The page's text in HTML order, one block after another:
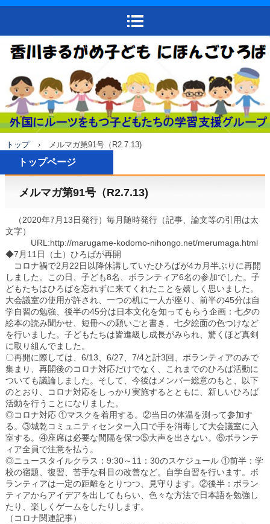
トップ › メルマガ第91号（R2.7.13)
トップページ
お問い合わせ
m 080-3921-9414
メルマガ第91号（R2.7.13)
（2020年7月13日発行）毎月随時発行（記事、論文等の引用は太
文字）
URL:http://marugame-kodomo-nihongo.net/merumaga.html
◆7月11日（土）ひろばが再開
コロナ禍で2月22日以降休講していたひろばが4カ月半ぶりに再開
しました。この日、子ども8名、ボランティア6名の参加でした。子
どもたちはひろばを忘れずに来てくれたことを嬉しく思いました。
大会議室の使用が許され、一つの机に一人が座り、前半の45分は自
学自習の勉強、後半の45分は日本文化を知ってもらう企画：七夕の
絵本の読み聞かせ、短冊への願いごと書き、七夕絵面の色つけなど
を行いました。子どもたちは皆進級し成長がみられ、驚くほど真剣
に取り組んでました。
〇再開に際しては、6/13、6/27、7/4と計3回、ボランティアのみで
集まり、再開後のコロナ対応だけでなく、これまでのひろば活動に
ついても議論しました。そして、今後はメンバー総意のもと、以下
のとおり、コロナ対応をしっかり実施するとともに、新しいひろば
活動を行うことになりました。
◎コロナ対応 ①マスクを着用する。②当日の体温を測って参加す
る。③城乾コミュニティセンター入口で手を消毒して大会議室に入
室する。④座席は必要な間隔を保つ⑤大声を出さない。⑥ボランテ
ィア全員で注意を払う。
◎ニュースタイルクラス：9:30～11：30のスケジュール ①前半：学
校の宿題、復習、苦手な科目の改善など。自学自習を行います。ボ
ランティアは一定の距離をとりつつ、見守ります。②後半：ボラン
ティアからアイデアを出してもらい、色々な方法で日本語を勉強し
たり、楽しくゲームをしたりします。
（コロナ関連記事）